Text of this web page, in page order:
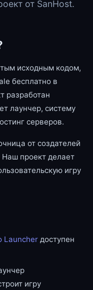
от SanHost.
исходным кодом,
бесплатно в
разработан
лаунчер, систему
серверов.
от создателей
проект делает
игру
Launcher доступен
игру